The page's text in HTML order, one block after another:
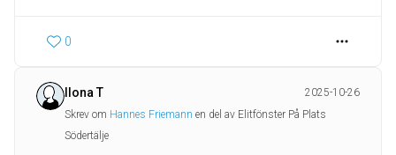
0
Ilona T
2025-10-26
Skrev om Hannes Friemann en del av Elitfönster På Plats
Södertälje